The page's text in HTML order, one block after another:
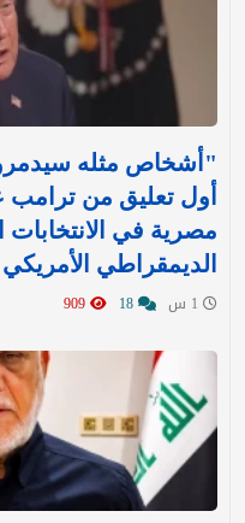
"أشخاص مثله
أول تعليق من
مصرية في الانتخابات
الديمقراطي الأمريكي